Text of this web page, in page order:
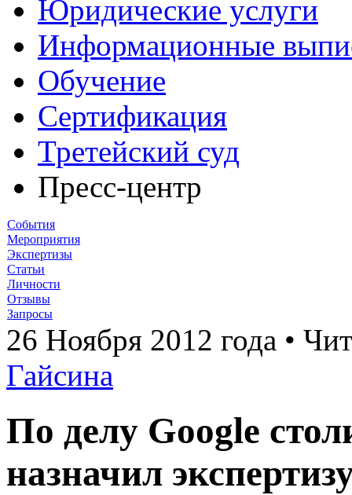
Юридические услуги
Информационные
Обучение
Сертификация
Третейский суд
Пресс-центр
События
Мероприятия
Экспертизы
Статьи
Личности
Отзывы
Запросы
26 Ноября 2012 года •
Гайсина
По делу Google
назначил